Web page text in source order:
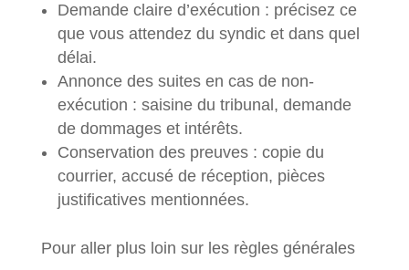
Demande claire d’exécution : précisez ce
que vous attendez du syndic et dans quel
délai.
Annonce des suites en cas de non-
exécution : saisine du tribunal, demande
de dommages et intérêts.
Conservation des preuves : copie du
courrier, accusé de réception, pièces
justificatives mentionnées.
Pour aller plus loin sur les règles générales